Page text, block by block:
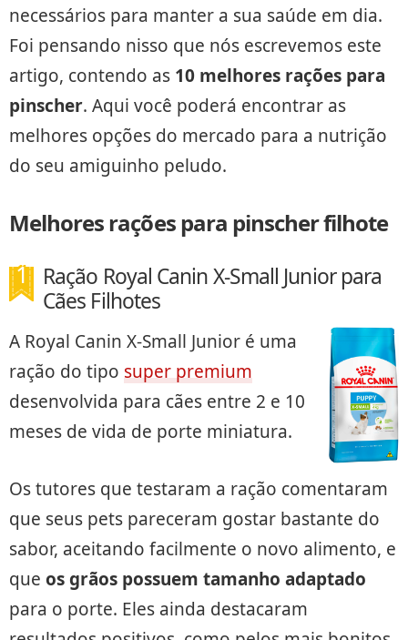
necessários para manter a sua saúde em dia.
Foi pensando nisso que nós escrevemos este
artigo, contendo as 10 melhores rações para
pinscher. Aqui você poderá encontrar as
melhores opções do mercado para a nutrição
do seu amiguinho peludo.
Melhores rações para pinscher filhote
Ração Royal Canin X-Small Junior para
Cães Filhotes
A Royal Canin X-Small Junior é uma
ração do tipo super premium
desenvolvida para cães entre 2 e 10
meses de vida de porte miniatura.
Os tutores que testaram a ração comentaram
que seus pets pareceram gostar bastante do
sabor, aceitando facilmente o novo alimento, e
que os grãos possuem tamanho adaptado
para o porte. Eles ainda destacaram